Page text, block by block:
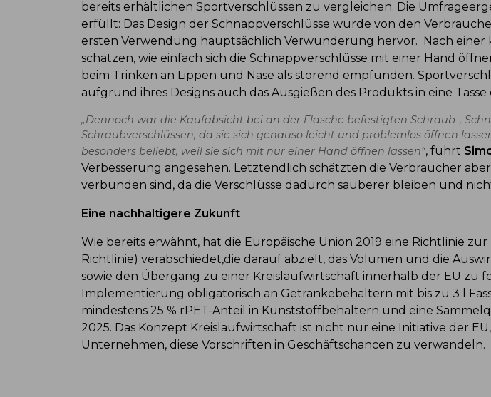
bereits erhältlichen Sportverschlüssen zu vergleichen. Die
erfüllt: Das Design der Schnappverschlüsse wurde von den
ersten Verwendung hauptsächlich Verwunderung hervor. Nach
schätzen, wie einfach sich die Schnappverschlüsse mit einer Hand
beim Trinken an Lippen und Nase als störend empfunden.
aufgrund ihres Designs auch das Ausgießen des Produkts in eine Tasse
„Dennoch war die Kaufabsicht bei an der Flasche befestigten Schraub-,
Schraubverschlüssen, da sie sich genauso leicht und problemlos öffnen
besonders beliebt, weil sie sich mit nur einer Hand öffnen lassen“, führt
Verbesserung angesehen. Letztendlich schätzten die Verbraucher
verbunden sind, da die Verschlüsse dadurch sauberer bleiben und
Eine nachhaltigere Zukunft
Wie bereits erwähnt, hat die Europäische Union 2019 eine Richtlinie
Richtlinie) verabschiedet,die darauf abzielt, das Volumen und die
sowie den Übergang zu einer Kreislaufwirtschaft innerhalb der EU zu
Implementierung obligatorisch an Getränkebehältern mit bis zu 3 l
mindestens 25 % rPET-Anteil in Kunststoffbehältern und eine
2025. Das Konzept Kreislaufwirtschaft ist nicht nur eine Initiative der
Unternehmen, diese Vorschriften in Geschäftschancen zu verwandeln.